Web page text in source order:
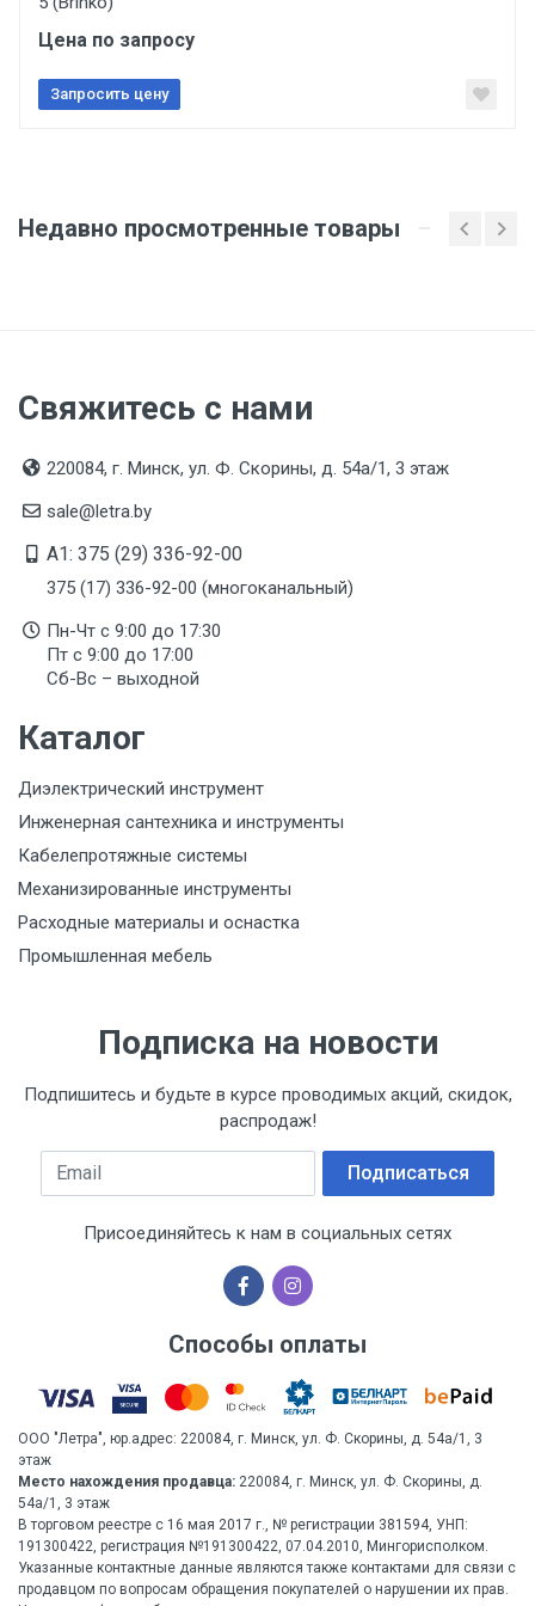
Товар соответствует требованиям технических
регламентов ТР ТС (ЕАЭС). Сведения о номере
сертификата/декларации соответствия содержатся
в сопроводительной документации к товару и
Цена по запросу
Запросить цену
Недавно просмотренные товары
Свяжитесь с нами
220084, г. Минск, ул. Ф. Скорины, д. 54а/1, 3 этаж
sale@letra.by
A1: 375 (29) 336-92-00
375 (17) 336-92-00 (многоканальный)
Пн-Чт с 9:00 до 17:30
Пт с 9:00 до 17:00
Сб-Вс – выходной
Каталог
Диэлектрический инструмент
Инженерная сантехника и инструменты
Кабелепротяжные системы
Механизированные инструменты
Расходные материалы и оснастка
Промышленная мебель
Подписка на новости
Подпишитесь и будьте в курсе проводимых акций, скидок,
распродаж!
Email Подписаться
Присоединяйтесь к нам в социальных сетях
Способы оплаты
ООО "Летра", юр.адрес: 220084, г. Минск, ул. Ф. Скорины, д. 54а/1, 3
этаж
Место нахождения продавца: 220084, г. Минск, ул. Ф. Скорины, д.
54а/1, 3 этаж
В торговом реестре с 16 мая 2017 г., № регистрации 381594, УНП:
191300422, регистрация №191300422, 07.04.2010, Мингорисполком.
Указанные контактные данные являются также контактами для связи с
продавцом по вопросам обращения покупателей о нарушении их прав.